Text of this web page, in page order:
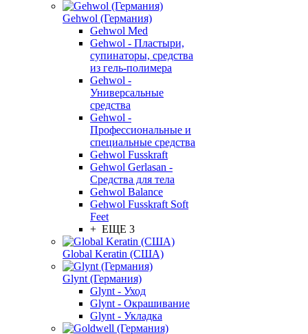
Gehwol (Германия)
Gehwol Med
Gehwol - Пластыри,
супинаторы, средства
из гель-полимера
Gehwol -
Универсальные
средства
Gehwol -
Профессиональные и
специальные средства
Gehwol Fusskraft
Gehwol Gerlasan -
Средства для тела
Gehwol Balance
Gehwol Fusskraft Soft
Feet
+ ЕЩЕ 3
Global Keratin (США)
Glynt (Германия)
Glynt - Уход
Glynt - Окрашивание
Glynt - Укладка